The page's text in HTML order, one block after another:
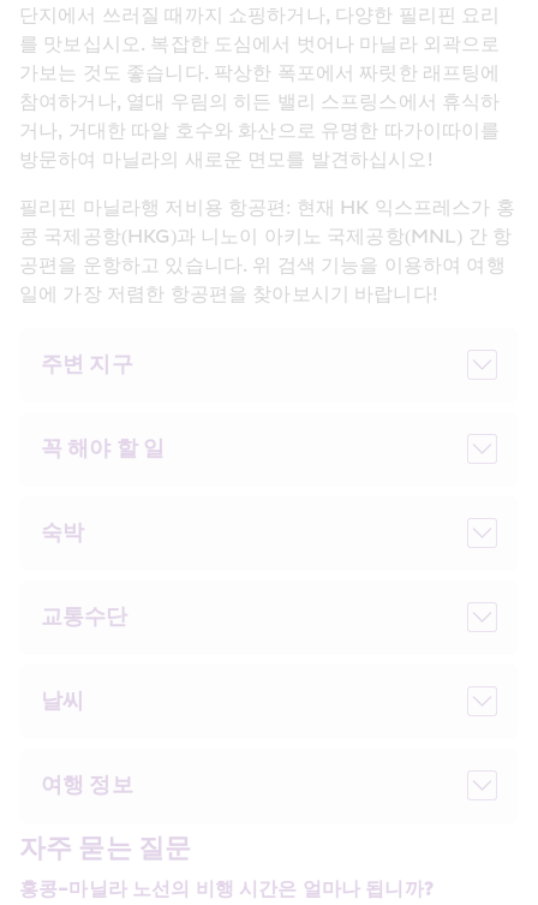
단지에서 쓰러질 때까지 쇼핑하거나, 다양한 필리핀 요리
를 맛보십시오. 복잡한 도심에서 벗어나 마닐라 외곽으로
가보는 것도 좋습니다. 팍상한 폭포에서 짜릿한 래프팅에
참여하거나, 열대 우림의 히든 밸리 스프링스에서 휴식하
거나, 거대한 따알 호수와 화산으로 유명한 따가이따이를
방문하여 마닐라의 새로운 면모를 발견하십시오!
필리핀 마닐라행 저비용 항공편: 현재 HK 익스프레스가 홍
콩 국제공항(HKG)과 니노이 아키노 국제공항(MNL) 간 항
공편을 운항하고 있습니다. 위 검색 기능을 이용하여 여행
일에 가장 저렴한 항공편을 찾아보시기 바랍니다!
주변 지구
꼭 해야 할 일
숙박
교통수단
날씨
여행 정보
자주 묻는 질문
홍콩-마닐라 노선의 비행 시간은 얼마나 됩니까?